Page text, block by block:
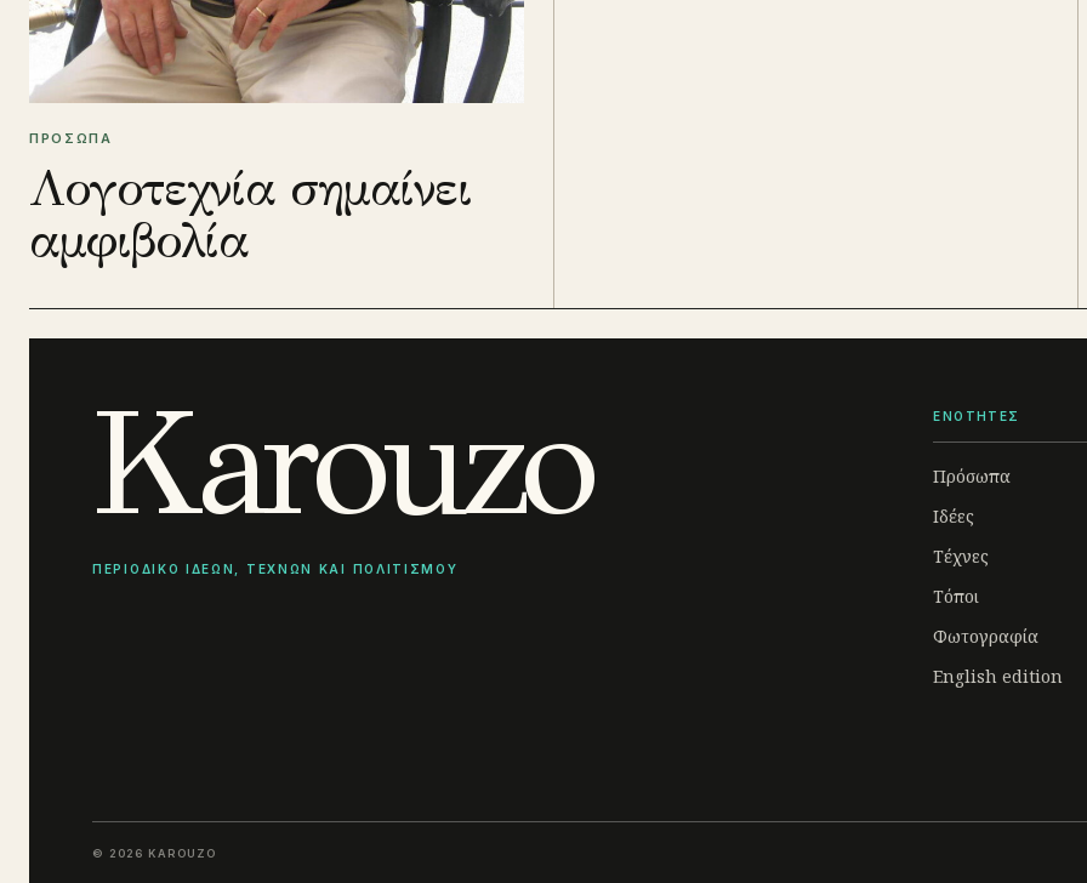
ΠΡΟΣΩΠΑ
Λογοτεχνία σημαίνει
αμφιβολία
Karouzo
ΠΕΡΙΟΔΙΚΟ ΙΔΕΩΝ, ΤΕΧΝΩΝ ΚΑΙ ΠΟΛΙΤΙΣΜΟΥ
ΕΝΟΤΗΤΕΣ
Πρόσωπα
Ιδέες
Τέχνες
Τόποι
Φωτογραφία
English edition
© 2026 KAROUZO